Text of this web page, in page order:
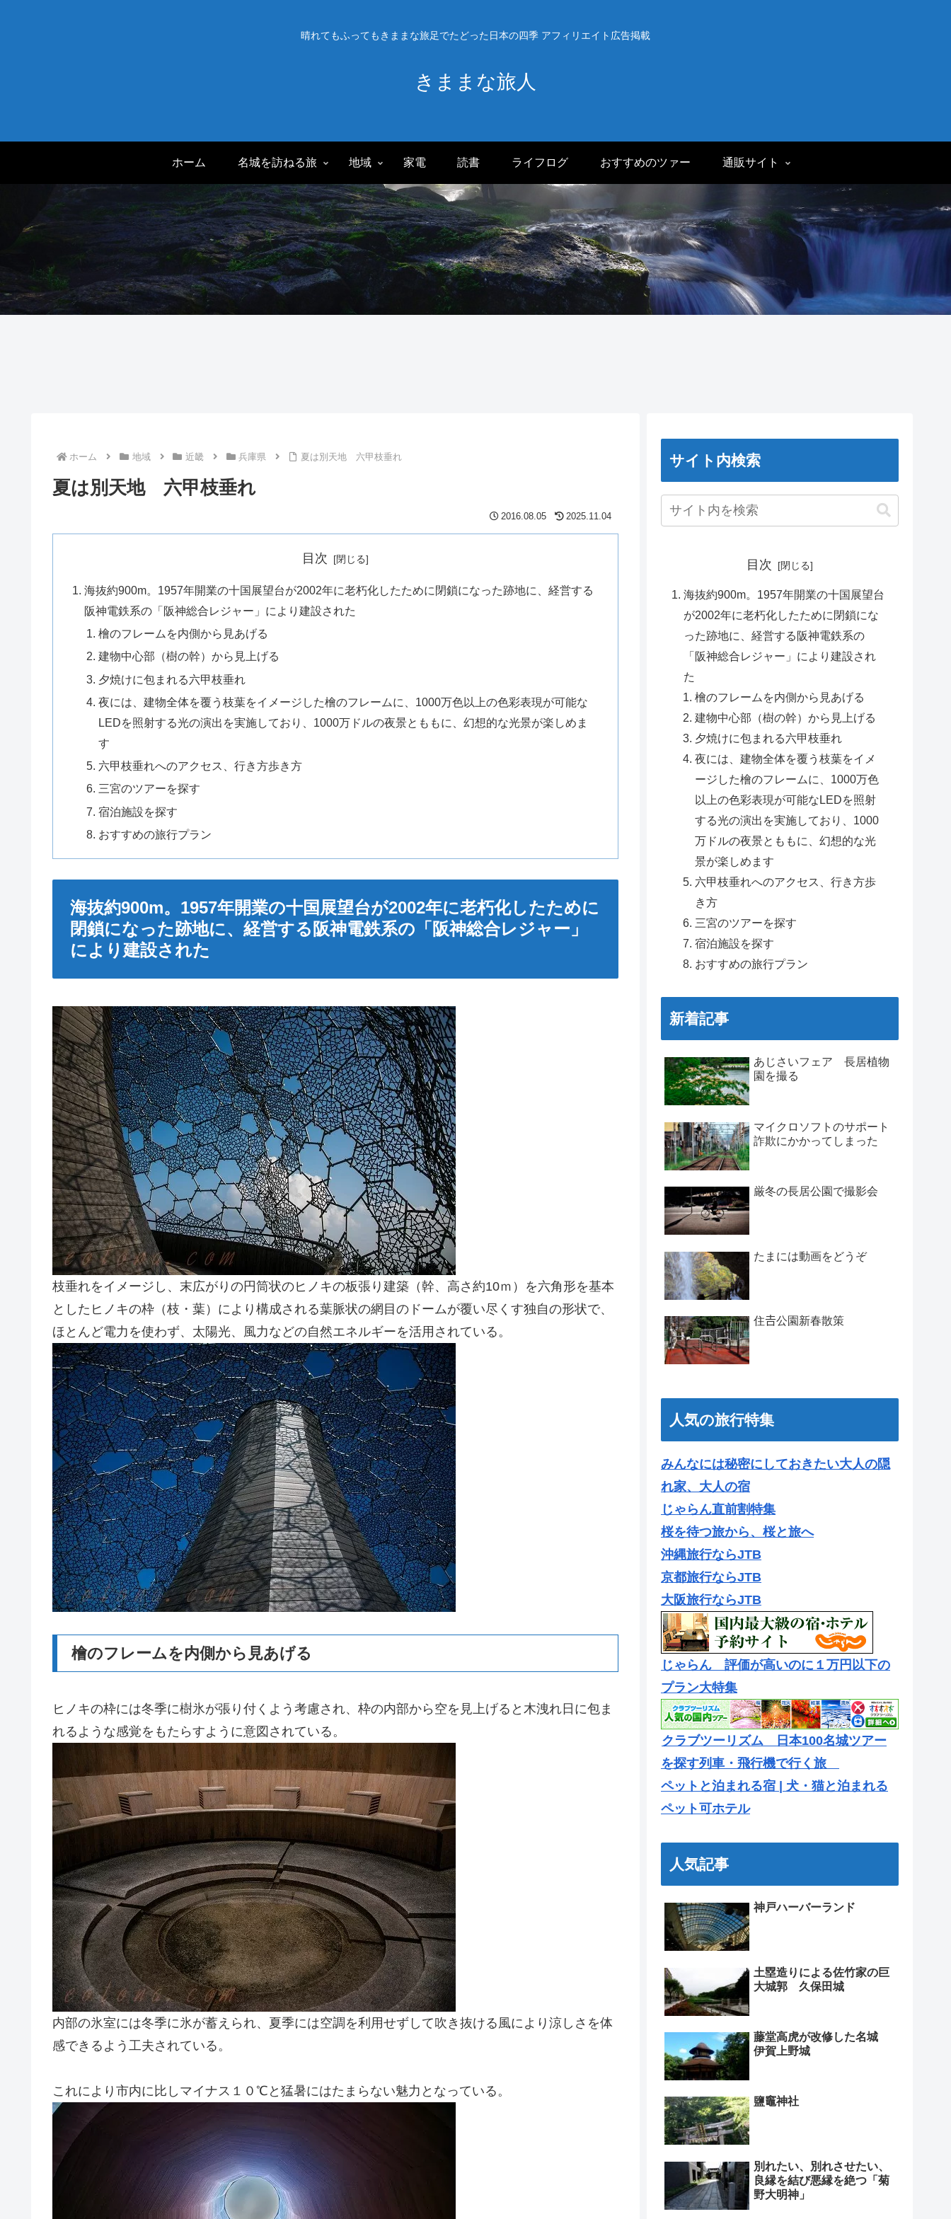
晴れてもふってもきままな旅足でたどった日本の四季 アフィリエイト広告掲載
きままな旅人
ホーム 名城を訪ねる旅 地域 家電 読書 ライフログ おすすめのツァー 通販サイト
ホーム 地域 近畿 兵庫県 夏は別天地 六甲枝垂れ
夏は別天地 六甲枝垂れ
2016.08.05 2025.11.04
目次
海抜約900m。1957年開業の十国展望台が2002年に老朽化したために閉鎖になった跡地に、経営する
阪神電鉄系の「阪神総合レジャー」により建設された
檜のフレームを内側から見あげる
建物中心部（樹の幹）から見上げる
夕焼けに包まれる六甲枝垂れ
夜には、建物全体を覆う枝葉をイメージした檜のフレームに、1000万色以上の色彩表現が可能な
LEDを照射する光の演出を実施しており、1000万ドルの夜景とももに、幻想的な光景が楽しめま
す
六甲枝垂れへのアクセス、行き方歩き方
三宮のツアーを探す
宿泊施設を探す
おすすめの旅行プラン
海抜約900m。1957年開業の十国展望台が2002年に老朽化したために
閉鎖になった跡地に、経営する阪神電鉄系の「阪神総合レジャー」
により建設された
枝垂れをイメージし、末広がりの円筒状のヒノキの板張り建築（幹、高さ約10ｍ）を六角形を基本
としたヒノキの枠（枝・葉）により構成される葉脈状の網目のドームが覆い尽くす独自の形状で、
ほとんど電力を使わず、太陽光、風力などの自然エネルギーを活用されている。
檜のフレームを内側から見あげる
ヒノキの枠には冬季に樹氷が張り付くよう考慮され、枠の内部から空を見上げると木洩れ日に包ま
れるような感覚をもたらすように意図されている。
内部の氷室には冬季に氷が蓄えられ、夏季には空調を利用せずして吹き抜ける風により涼しさを体
感できるよう工夫されている。
これにより市内に比しマイナス１０℃と猛暑にはたまらない魅力となっている。
サイト内検索
目次
海抜約900m。1957年開業の十国展望台
が2002年に老朽化したために閉鎖にな
った跡地に、経営する阪神電鉄系の
「阪神総合レジャー」により建設され
た
檜のフレームを内側から見あげる
建物中心部（樹の幹）から見上げる
夕焼けに包まれる六甲枝垂れ
夜には、建物全体を覆う枝葉をイメ
ージした檜のフレームに、1000万色
以上の色彩表現が可能なLEDを照射
する光の演出を実施しており、1000
万ドルの夜景とももに、幻想的な光
景が楽しめます
六甲枝垂れへのアクセス、行き方歩
き方
三宮のツアーを探す
宿泊施設を探す
おすすめの旅行プラン
新着記事
あじさいフェア 長居植物
園を撮る
マイクロソフトのサポート
詐欺にかかってしまった
厳冬の長居公園で撮影会
たまには動画をどうぞ
住𠮷公園新春散策
人気の旅行特集
みんなには秘密にしておきたい大人の隠
れ家、大人の宿
じゃらん直前割特集
桜を待つ旅から、桜と旅へ
沖縄旅行ならJTB
京都旅行ならJTB
大阪旅行ならJTB
じゃらん 評価が高いのに１万円以下の
プラン大特集
クラブツーリズム 日本100名城ツアー
を探す列車・飛行機で行く旅
ペットと泊まれる宿 | 犬・猫と泊まれる
ペット可ホテル
人気記事
神戸ハーバーランド
土塁造りによる佐竹家の巨
大城郭 久保田城
藤堂高虎が改修した名城
伊賀上野城
鹽竈神社
別れたい、別れさせたい、
良縁を結び悪縁を絶つ「菊
野大明神」